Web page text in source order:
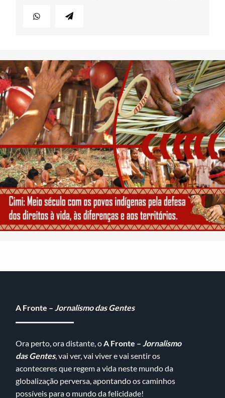
A Fronte – Jornalismo das Gentes
Ora perto, ora distante, oA Fronte – Jornalismo
das Gentes, vai ver, vai viver e vai sentir os
aconteceres que regem a vida neste mundo da
globalização perversa, apontando os caminhos
possíveis para o mundo da felicidade!